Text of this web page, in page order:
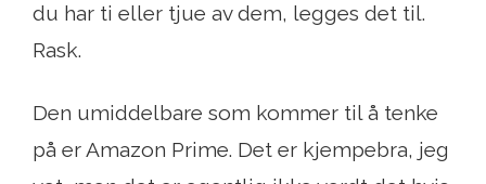
du har ti eller tjue av dem, legges det til.
Rask.
Den umiddelbare som kommer til å tenke
på er Amazon Prime. Det er kjempebra, jeg